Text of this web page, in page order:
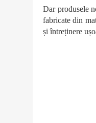
Dar produsele
fabricate din
și întreținere